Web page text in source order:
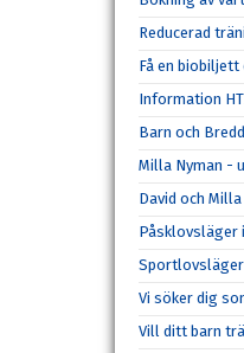
Reducerad
Få en
Information
Barn och
Milla Nyman -
David och
Påsklovsläger
Sportlovsläger
Vi söker dig
Vill ditt barn